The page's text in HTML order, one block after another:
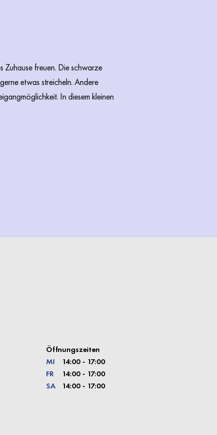
Zuhause freuen. Die schwarze
etwas streicheln. Andere
In diesem kleinen
Öffnungszeiten
MI
FR
SA
14:00 - 17:00
14:00 - 17:00
14:00 - 17:00